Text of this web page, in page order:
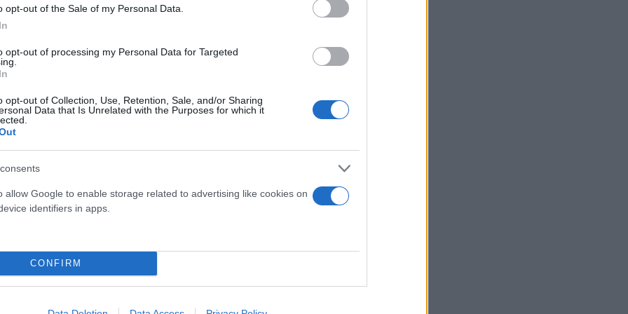
opt-out of the Sale of my Personal Data.
opt-out of processing my Personal Data for Targeted
opt-out of Collection, Use, Retention, Sale, and/or Sharing
Data that Is Unrelated with the Purposes for which it
allow Google to enable storage related to advertising like cookies on
identifiers in apps.
CONFIRM
Ζέλικο Ομπράντοβιτς είναι η έλλειψη ρυθμού στο παιχνίδι
του ρόστερ της. Κόντρα στους Καταλανούς πάλεψε
του β’ ημίχρονο δεν καλύφθηκε.
με τους γηπεδούχους να γνωρίζουν την δεύτερη εντός
εκτέλεσης. Το 33,3% είναι περισσότερο εικονικό λόγω των
Πεναρόγια, με τον Χάουαρντ που είναι ο εκτελεστής της
της ομάδας στηρίζεται στα τρίποντα, τα σουτ θα έρθουν,
προσπαθούσε να μείνει κοντά στο σκορ. Η διαφορά
που δεν μπορούσε να διεκδικήσει κάτι παραπάνω. Ο Κάζις
του σε σχέση με πέρυσι. Ένα αρκετά μαχητικό σύνολο
τα παιχνίδια.